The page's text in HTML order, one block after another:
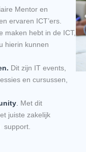
Mentor en
ervaren ICT’ers.
maken hebt in de ICT,
hierin kunnen
Dit zijn IT events,
en cursussen,
Met dit
juiste zakelijk
support.